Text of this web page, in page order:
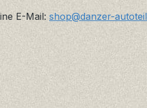
E-Mail:shop@danzer-